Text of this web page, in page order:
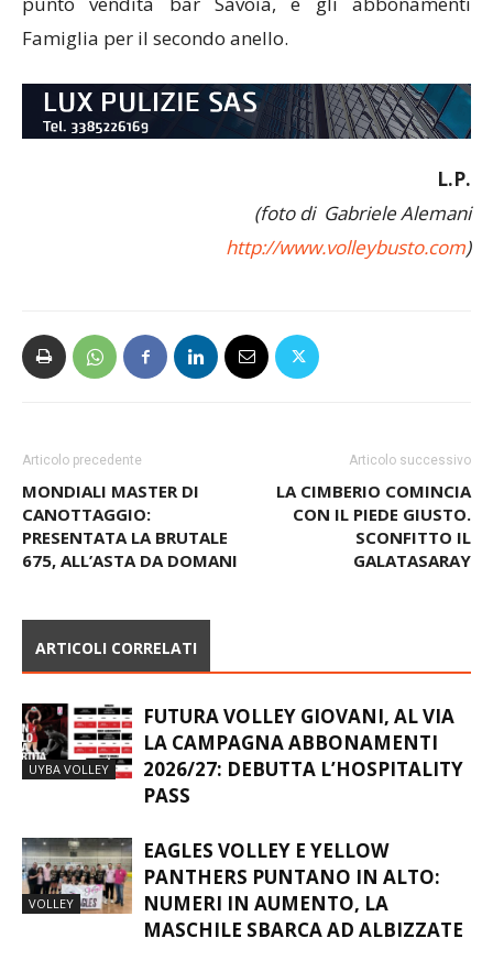
Famiglia per il secondo anello.
L.P.
(foto di Gabriele Alemani
http://www.volleybusto.com)
Articolo precedente
MONDIALI MASTER DI
CANOTTAGGIO:
PRESENTATA LA BRUTALE
675, ALL’ASTA DA DOMANI
Articolo successivo
LA CIMBERIO COMINCIA
CON IL PIEDE GIUSTO.
SCONFITTO IL
GALATASARAY
ARTICOLI CORRELATI
UYBA VOLLEY
FUTURA VOLLEY GIOVANI, AL VIA
LA CAMPAGNA ABBONAMENTI
2026/27: DEBUTTA L’HOSPITALITY
PASS
VOLLEY
EAGLES VOLLEY E YELLOW
PANTHERS PUNTANO IN ALTO:
NUMERI IN AUMENTO, LA
MASCHILE SBARCA AD ALBIZZATE